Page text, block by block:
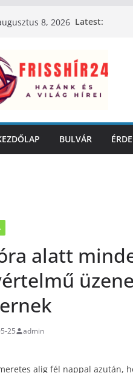
8, 2026 Latest:
BULVÁR
alatt
25 admin
alig fél nappal azután,